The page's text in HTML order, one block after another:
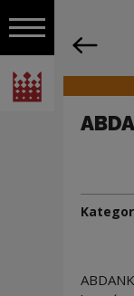
Włącz nawigację
Narodowe
Nawigacja